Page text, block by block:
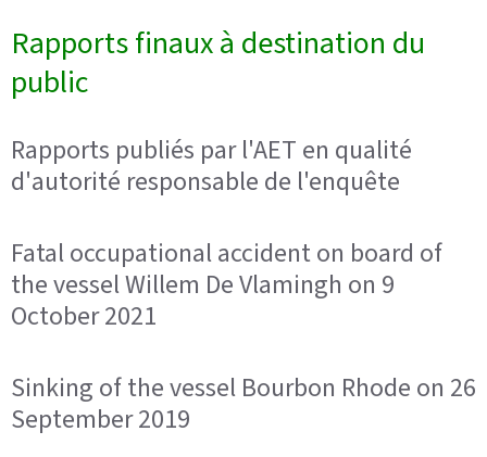
Rapports finaux à destination du
public
Rapports publiés par l'AET en qualité
d'autorité responsable de l'enquête
Fatal occupational accident on board of
the vessel Willem De Vlamingh on 9
October 2021
Sinking of the vessel Bourbon Rhode on 26
September 2019